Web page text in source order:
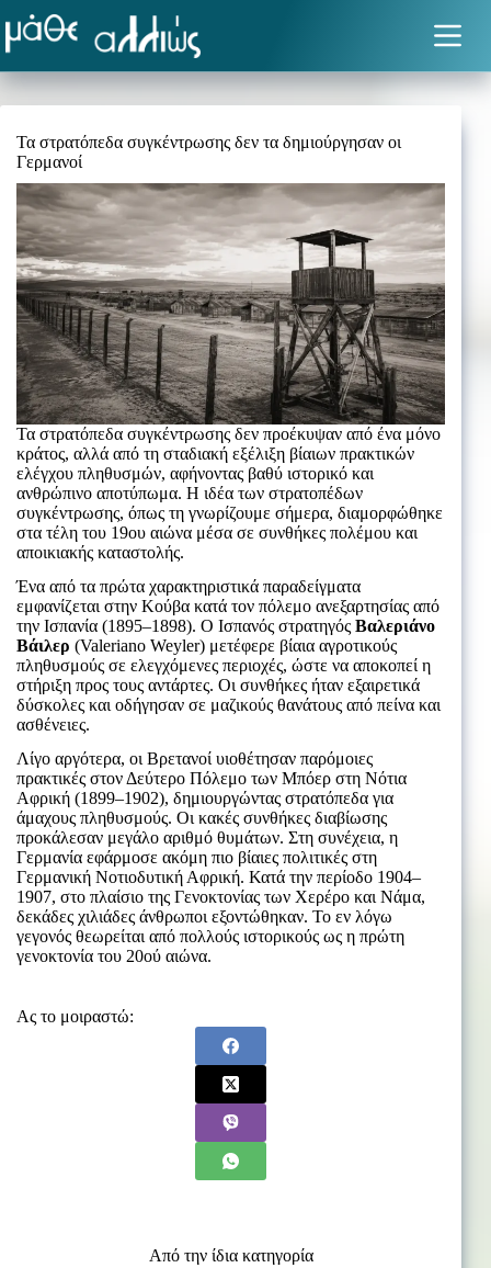
στο
περιεχόμενο
Τα στρατόπεδα συγκέντρωσης δεν τα δημιούργησαν οι
Γερμανοί
Τα στρατόπεδα συγκέντρωσης δεν προέκυψαν από ένα μόνο
κράτος, αλλά από τη σταδιακή εξέλιξη βίαιων πρακτικών
ελέγχου πληθυσμών, αφήνοντας βαθύ ιστορικό και
ανθρώπινο αποτύπωμα. Η ιδέα των στρατοπέδων
συγκέντρωσης, όπως τη γνωρίζουμε σήμερα, διαμορφώθηκε
στα τέλη του 19ου αιώνα μέσα σε συνθήκες πολέμου και
αποικιακής καταστολής.
Ένα από τα πρώτα χαρακτηριστικά παραδείγματα
εμφανίζεται στην Κούβα κατά τον πόλεμο ανεξαρτησίας από
την Ισπανία (1895–1898). Ο Ισπανός στρατηγός Βαλεριάνο
Βάιλερ (Valeriano Weyler) μετέφερε βίαια αγροτικούς
πληθυσμούς σε ελεγχόμενες περιοχές, ώστε να αποκοπεί η
στήριξη προς τους αντάρτες. Οι συνθήκες ήταν εξαιρετικά
δύσκολες και οδήγησαν σε μαζικούς θανάτους από πείνα και
ασθένειες.
Λίγο αργότερα, οι Βρετανοί υιοθέτησαν παρόμοιες
πρακτικές στον Δεύτερο Πόλεμο των Μπόερ στη Νότια
Αφρική (1899–1902), δημιουργώντας στρατόπεδα για
άμαχους πληθυσμούς. Οι κακές συνθήκες διαβίωσης
προκάλεσαν μεγάλο αριθμό θυμάτων. Στη συνέχεια, η
Γερμανία εφάρμοσε ακόμη πιο βίαιες πολιτικές στη
Γερμανική Νοτιοδυτική Αφρική. Κατά την περίοδο 1904–
1907, στο πλαίσιο της Γενοκτονίας των Χερέρο και Νάμα,
δεκάδες χιλιάδες άνθρωποι εξοντώθηκαν. Το εν λόγω
γεγονός θεωρείται από πολλούς ιστορικούς ως η πρώτη
γενοκτονία του 20ού αιώνα.
Ας το μοιραστώ:
Από την ίδια κατηγορία